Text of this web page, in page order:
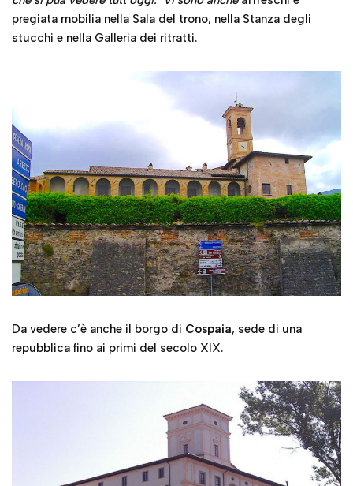
pregiata mobilia nella Sala del trono, nella Stanza degli
stucchi e nella Galleria dei ritratti.
Da vedere c’è anche il borgo di Cospaia, sede di una
repubblica fino ai primi del secolo XIX.